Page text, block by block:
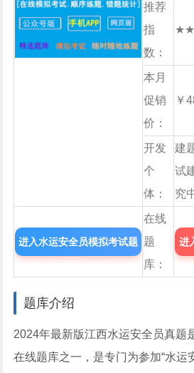
推荐
指
数：
本月
促销
价：
￥
开发
个
体：
建
试
究
进入水运安全员模拟考试题
在线
题
库：
进
题库介绍
2024年最新版江西水运安全员真题
在线题库之一，是专门为参加“水运